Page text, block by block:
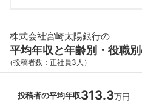
株式会社宮崎太陽銀行の
平均年収と年齢別・役職
（投稿者数：正社員3人）
投稿者の平均年収313.3万円